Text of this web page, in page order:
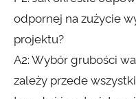
odpornej na zużycie
projektu?
A2: Wybór grubości
zależy przede